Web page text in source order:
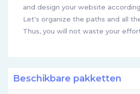
and design your website
Let's organize the paths and all
Thus, you will not waste your
Beschikbare pakketten